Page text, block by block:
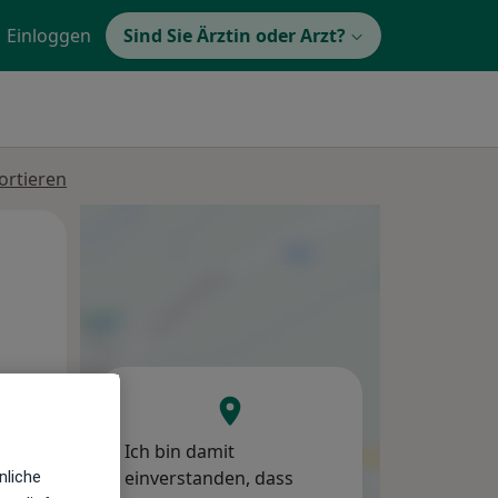
Einloggen Sind Sie Ärztin oder Arzt?
Ich bin damit
einverstanden, dass